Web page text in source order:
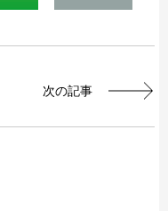
次の記事